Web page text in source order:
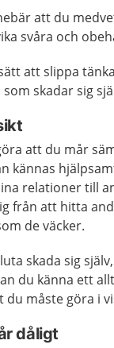
att du
svåra och
att slippa
skadar sig
att du mår
kännas
relationer till
från att hitta
de väcker.
skada sig
du känna ett
du måste göra i
dåligt